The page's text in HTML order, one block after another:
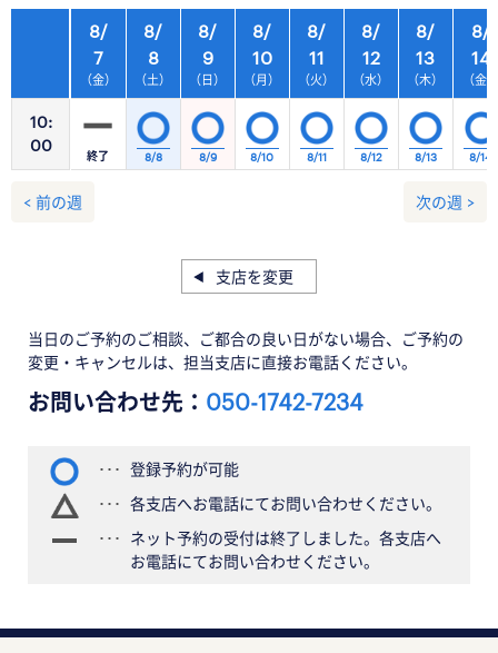
10:
00
8/
7
（金）
8/
8
（土）
8/
9
（日）
8/
10
（月）
8/
11
（火）
8/
12
（水）
8/
13
（木）
終了 8/8 8/9 8/10 8/11 8/12 8/13
8/
14
（金）
8/14
< 前の週 次の週 >
支店を変更
当日のご予約のご相談、ご都合の良い日がない場合、ご予約の
変更・キャンセルは、担当支店に直接お電話ください。
お問い合わせ先： 050-1742-7234
登録予約が可能
各支店へお電話にてお問い合わせください。
ネット予約の受付は終了しました。各支店へ
お電話にてお問い合わせください。